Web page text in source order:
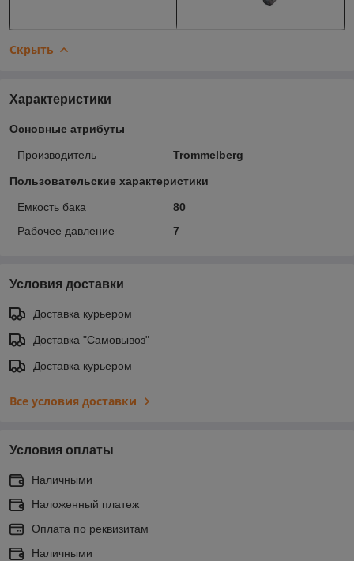
Скрыть
Характеристики
Основные атрибуты
Производитель Trommelberg
Пользовательские характеристики
Емкость бака
80
Рабочее давление
7
Условия доставки
Доставка курьером
Доставка "Самовывоз"
Доставка курьером
Все условия доставки
Условия оплаты
Наличными
Наложенный платеж
Оплата по реквизитам
Наличными